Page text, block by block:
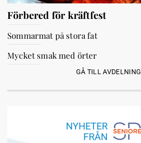
Förbered för kräftfest
Sommarmat på stora fat
Mycket smak med örter
GÅ TILL AVDELNING
NYHETER
FRÅN